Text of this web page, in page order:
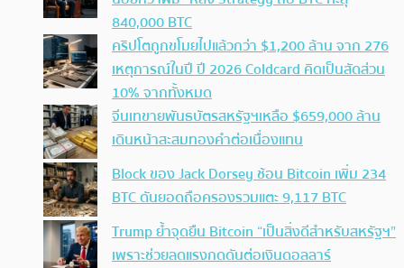
840,000 BTC
คริปโตถูกขโมยไปแล้วกว่า $1,200 ล้าน จาก 276
เหตุการณ์ในปี ปี 2026 Coldcard คิดเป็นสัดส่วน
10% จากทั้งหมด
จีนเทขายพันธบัตรสหรัฐฯเหลือ $659,000 ล้าน
เดินหน้าสะสมทองคำต่อเนื่องแทน
Block ของ Jack Dorsey ช้อน Bitcoin เพิ่ม 234
BTC ดันยอดถือครองรวมแตะ 9,117 BTC
Trump ย้ำจุดยืน Bitcoin “เป็นสิ่งดีสำหรับสหรัฐฯ”
เพราะช่วยลดแรงกดดันต่อเงินดอลลาร์